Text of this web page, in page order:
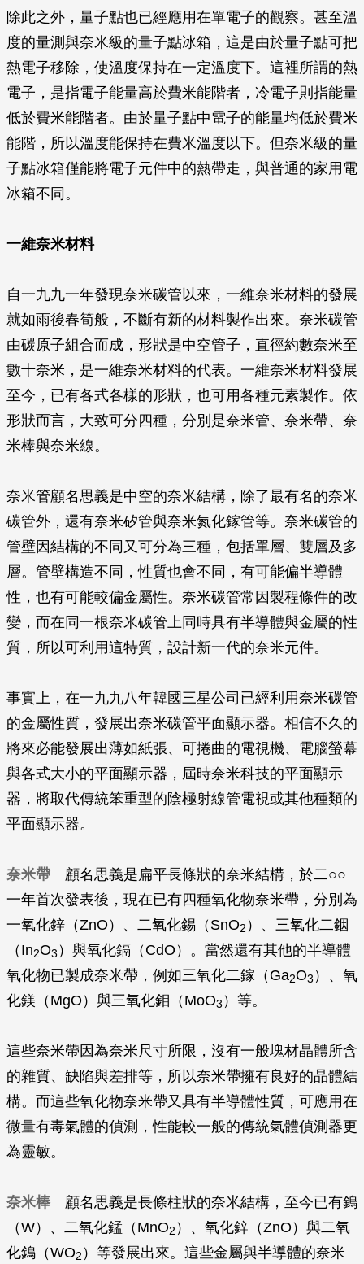
除此之外，量子點也已經應用在單電子的觀察。甚至溫
度的量測與奈米級的量子點冰箱，這是由於量子點可把
熱電子移除，使溫度保持在一定溫度下。這裡所謂的熱
電子，是指電子能量高於費米能階者，冷電子則指能量
低於費米能階者。由於量子點中電子的能量均低於費米
能階，所以溫度能保持在費米溫度以下。但奈米級的量
子點冰箱僅能將電子元件中的熱帶走，與普通的家用電
冰箱不同。
一維奈米材料
自一九九一年發現奈米碳管以來，一維奈米材料的發展
就如雨後春筍般，不斷有新的材料製作出來。奈米碳管
由碳原子組合而成，形狀是中空管子，直徑約數奈米至
數十奈米，是一維奈米材料的代表。一維奈米材料發展
至今，已有各式各樣的形狀，也可用各種元素製作。依
形狀而言，大致可分四種，分別是奈米管、奈米帶、奈
米棒與奈米線。
奈米管顧名思義是中空的奈米結構，除了最有名的奈米
碳管外，還有奈米矽管與奈米氮化鎵管等。奈米碳管的
管壁因結構的不同又可分為三種，包括單層、雙層及多
層。管壁構造不同，性質也會不同，有可能偏半導體
性，也有可能較偏金屬性。奈米碳管常因製程條件的改
變，而在同一根奈米碳管上同時具有半導體與金屬的性
質，所以可利用這特質，設計新一代的奈米元件。
事實上，在一九九八年韓國三星公司已經利用奈米碳管
的金屬性質，發展出奈米碳管平面顯示器。相信不久的
將來必能發展出薄如紙張、可捲曲的電視機、電腦螢幕
與各式大小的平面顯示器，屆時奈米科技的平面顯示
器，將取代傳統笨重型的陰極射線管電視或其他種類的
平面顯示器。
奈米帶 顧名思義是扁平長條狀的奈米結構，於二○○
一年首次發表後，現在已有四種氧化物奈米帶，分別為
一氧化鋅（ZnO）、二氧化錫（SnO2 ）、三氧化二銦
（In2O3 ）與氧化鎘（CdO）。當然還有其他的半導體
氧化物已製成奈米帶，例如三氧化二鎵（Ga2O3 ）、氧
化鎂（MgO）與三氧化鉬（MoO3 ）等。
這些奈米帶因為奈米尺寸所限，沒有一般塊材晶體所含
的雜質、缺陷與差排等，所以奈米帶擁有良好的晶體結
構。而這些氧化物奈米帶又具有半導體性質，可應用在
微量有毒氣體的偵測，性能較一般的傳統氣體偵測器更
為靈敏。
奈米棒 顧名思義是長條柱狀的奈米結構，至今已有鎢
（W）、二氧化錳（MnO2 ）、氧化鋅（ZnO）與二氧
化鎢（WO2 ）等發展出來。這些金屬與半導體的奈米